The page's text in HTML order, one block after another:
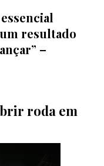
resultado
–
roda em